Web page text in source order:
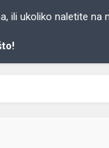
ili ukoliko naletite na